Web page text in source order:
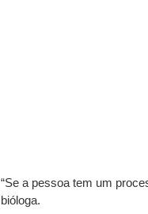
“Se a pessoa tem um
bióloga.